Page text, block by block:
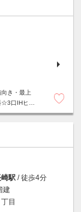
き・最上
口IHヒー
駅 / 徒歩4分
建
目